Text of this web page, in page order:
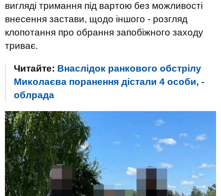
вигляді тримання під вартою без можливості
внесення застави, щодо іншого - розгляд
клопотання про обрання запобіжного заходу
триває.
Читайте: Внаслідок ранкового обстрілу
Миколаєва поранення дістали 4 особи, -
облрада